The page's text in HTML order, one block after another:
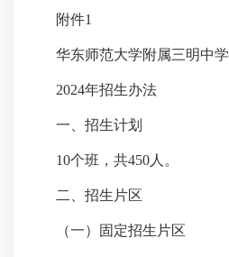
附件1
华东师范大学附属三明中学
2024年招生办法
一、招生计划
10个班，共450人。
二、招生片区
（一）固定招生片区